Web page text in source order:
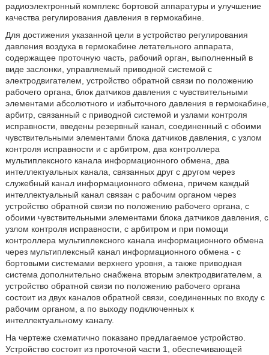
радиоэлектронный комплекс бортовой аппаратуры и улучшение
качества регулирования давления в гермокабине.
Для достижения указанной цели в устройство регулирования
давления воздуха в гермокабине летательного аппарата,
содержащее проточную часть, рабочий орган, выполненный в
виде заслонки, управляемый приводной системой с
электродвигателем, устройство обратной связи по положению
рабочего органа, блок датчиков давления с чувствительными
элементами абсолютного и избыточного давления в гермокабине,
арбитр, связанный с приводной системой и узлами контроля
исправности, введены резервный канал, соединенный с обоими
чувствительными элементами блока датчиков давления, с узлом
контроля исправности и с арбитром, два контроллера
мультиплексного канала информационного обмена, два
интеллектуальных канала, связанных друг с другом через
служебный канал информационного обмена, причем каждый
интеллектуальный канал связан с рабочим органом через
устройство обратной связи по положению рабочего органа, с
обоими чувствительными элементами блока датчиков давления, с
узлом контроля исправности, с арбитром и при помощи
контроллера мультиплексного канала информационного обмена
через мультиплексный канал информационного обмена - с
бортовыми системами верхнего уровня, а также приводная
система дополнительно снабжена вторым электродвигателем, а
устройство обратной связи по положению рабочего органа
состоит из двух каналов обратной связи, соединенных по входу с
рабочим органом, а по выходу подключенных к
интеллектуальному каналу.
На чертеже схематично показано предлагаемое устройство.
Устройство состоит из проточной части 1, обеспечивающей